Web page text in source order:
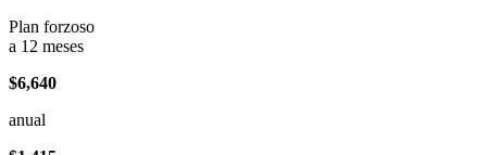
Plan forzoso
a 12 meses
$6,640
anual